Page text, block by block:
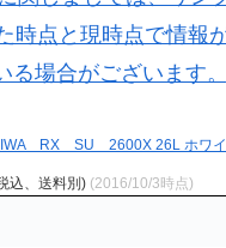
RX SU 2600X 26L ホワイ
込、送料別) (2016/10/3時点)